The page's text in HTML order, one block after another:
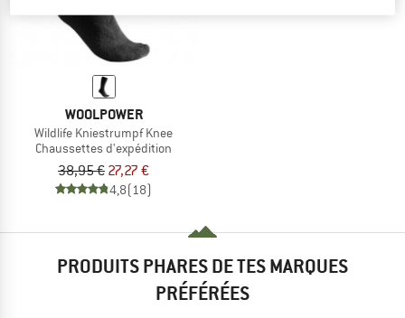
WOOLPOWER
Wildlife Kniestrumpf Knee
Chaussettes d'expédition
38,95 € 27,27 €
4,8(18)
PRODUITS PHARES DE TES MARQUES
PRÉFÉRÉES